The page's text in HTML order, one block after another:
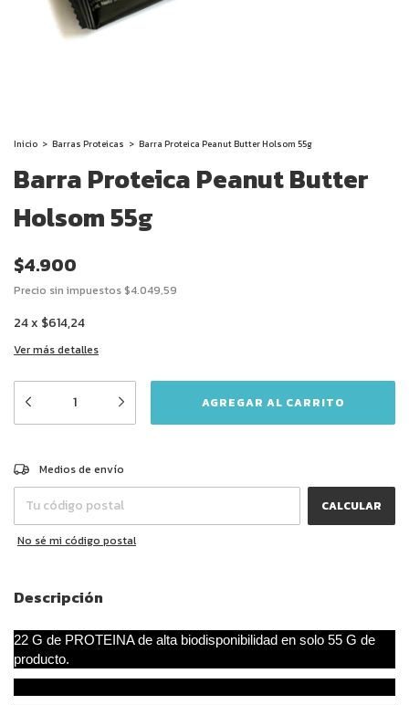
Inicio > Barras Proteicas > Barra Proteica Peanut Butter Holsom 55g
Barra Proteica Peanut Butter
Holsom 55g
$4.900
Precio sin impuestos$4.049,59
24x $614,24
Ver más detalles
Entregas para el CP:
Medios de envío
CALCULAR
No sé mi código postal
Descripción
22 G de PROTEINA de alta biodisponibilidad en solo 55 G de
producto.